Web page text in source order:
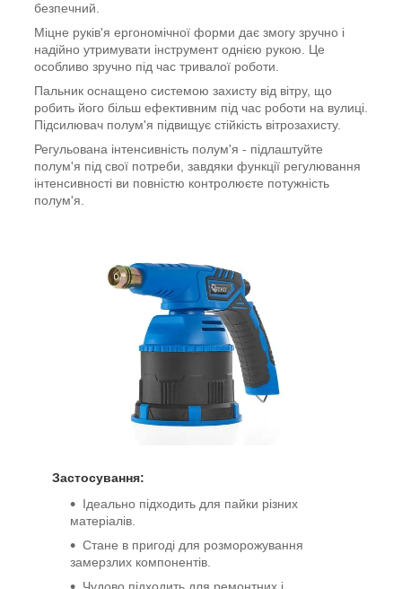
безпечний.
Міцне руків'я ергономічної форми дає змогу зручно і
надійно утримувати інструмент однією рукою. Це
особливо зручно під час тривалої роботи.
Пальник оснащено системою захисту від вітру, що
робить його більш ефективним під час роботи на вулиці.
Підсилювач полум'я підвищує стійкість вітрозахисту.
Регульована інтенсивність полум'я - підлаштуйте
полум'я під свої потреби, завдяки функції регулювання
інтенсивності ви повністю контролюєте потужність
полум'я.
Застосування:
Ідеально підходить для пайки різних
матеріалів.
Стане в пригоді для розморожування
замерзлих компонентів.